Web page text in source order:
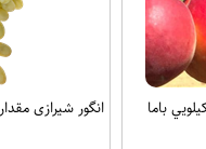
انگور شیرازی مقدار 1 کیلوگرم